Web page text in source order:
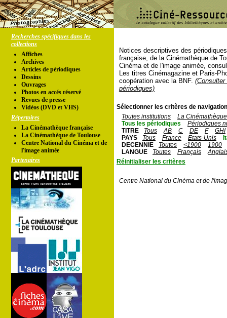
Recherches spécifiques dans les
collections
Affiches
Archives
Articles de périodiques
Dessins
Ouvrages
Photos en accés réservé
Revues de presse
Vidéos (DVD et VHS)
Répertoires
La Cinémathèque française
La Cinémathèque de Toulouse
Centre National du Cinéma et de
l'image animée
Partenaires
Notices descriptives des
française, de la Cinémathèque de
Cinéma et de l'image animée,
Les titres Cinémagazine et Paris-
coopération avec la BNF.
périodiques)
Sélectionner les critères de
Toutes institutions
La
Tous les périodiques
Périodiques
TITRE
Tous AB C DE F
GHI
PAYS
Tous France Etats-Unis
DECENNIE
Toutes <1900
1900
LANGUE
Toutes Français
Réinitialiser les critères
Centre National du Cinéma et de